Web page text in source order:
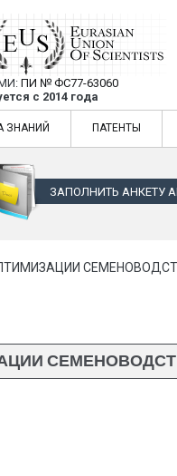
Ученых —
ПИ № ФС77-63060
с 2014 года
научных статей
ЗНАНИЙ ПАТЕНТЫ
ЗАПОЛНИТЬ АНКЕТУ